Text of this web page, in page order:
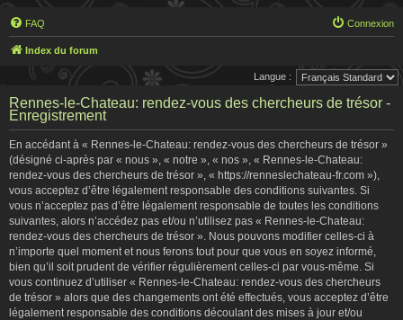
FAQ Connexion
Index du forum
Langue :
Rennes-le-Chateau: rendez-vous des chercheurs de trésor -
Enregistrement
En accédant à « Rennes-le-Chateau: rendez-vous des chercheurs de trésor »
(désigné ci-après par « nous », « notre », « nos », « Rennes-le-Chateau:
rendez-vous des chercheurs de trésor », « https://renneslechateau-fr.com »),
vous acceptez d’être légalement responsable des conditions suivantes. Si
vous n’acceptez pas d’être légalement responsable de toutes les conditions
suivantes, alors n’accédez pas et/ou n’utilisez pas « Rennes-le-Chateau:
rendez-vous des chercheurs de trésor ». Nous pouvons modifier celles-ci à
n’importe quel moment et nous ferons tout pour que vous en soyez informé,
bien qu’il soit prudent de vérifier régulièrement celles-ci par vous-même. Si
vous continuez d’utiliser « Rennes-le-Chateau: rendez-vous des chercheurs
de trésor » alors que des changements ont été effectués, vous acceptez d’être
légalement responsable des conditions découlant des mises à jour et/ou